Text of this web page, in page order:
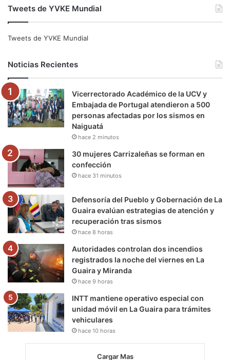
e
o
o
k
t
e
r
b
e
g
r
a
r
a
m
k
Tweets de YVKE Mundial
Tweets de YVKE Mundial
Noticias Recientes
Vicerrectorado Académico de la UCV y
Embajada de Portugal atendieron a 500
personas afectadas por los sismos en
Naiguatá
hace 2 minutos
30 mujeres Carrizaleñas se forman en
confección
hace 31 minutos
Defensoría del Pueblo y Gobernación de La
Guaira evalúan estrategias de atención y
recuperación tras sismos
hace 8 horas
Autoridades controlan dos incendios
registrados la noche del viernes en La
Guaira y Miranda
hace 9 horas
INTT mantiene operativo especial con
unidad móvil en La Guaira para trámites
vehiculares
hace 10 horas
Cargar Mas